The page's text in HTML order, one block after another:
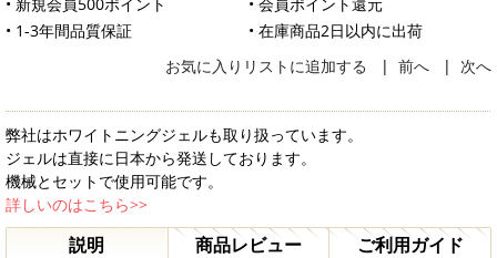
• 1-3年間品質保証
• 在庫商品2日以内に出荷
お気に入りリストに追加する
| 前へ | 次へ
弊社はホワイトニングジェルも取り扱っています。
ジェルは直接に日本から発送しております。
機械とセットで使用可能です。
詳しいのはこちら>>
説明 商品レビュー ご利用ガイド